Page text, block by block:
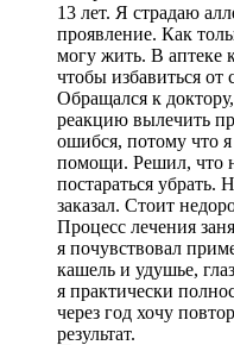
13 лет. Я страдаю
проявление. Как
могу жить. В аптеке
чтобы избавиться от
Обращался к
реакцию вылечить
ошибся, потому что
помощи. Решил, что
постараться убрать.
заказал. Стоит
Процесс лечения
я почувствовал
кашель и удушье,
я практически
через год хочу
результат.